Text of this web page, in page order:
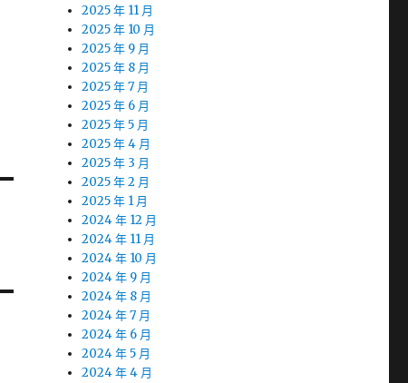
2025 年 11 月
2025 年 10 月
2025 年 9 月
2025 年 8 月
2025 年 7 月
2025 年 6 月
2025 年 5 月
2025 年 4 月
2025 年 3 月
2025 年 2 月
2025 年 1 月
2024 年 12 月
2024 年 11 月
2024 年 10 月
2024 年 9 月
2024 年 8 月
2024 年 7 月
2024 年 6 月
2024 年 5 月
2024 年 4 月